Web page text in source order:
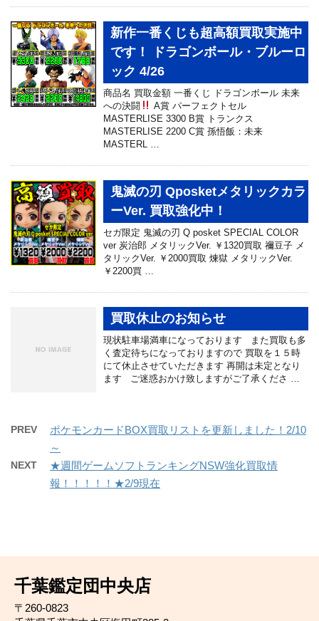
新作一番くじも超高額買取実施中
です！ ドラゴンボール・ブルーロ
ック 4/26
商品名 買取金額 一番くじ ドラゴンボール 未来
への決闘
A賞 パーフェクトセル
MASTERLISE 3300 B賞 トランクス
MASTERLISE 2200 C賞 孫悟飯：未来
MASTERL …
鬼滅の刃 Qposketメタリックカラ
ーVer. 買取強化中！
セガ限定 鬼滅の刃 Q posket SPECIAL COLOR
ver 炭治郎 メタリックVer. ￥1320買取 禰豆子 メ
タリックVer. ￥2000買取 煉獄 メタリックVer.
￥2200買 …
買取休止のお知らせ
現状駐車場満車になっております また買取も多
く査定待ちになっておりますので 買取を１５時
にて休止させていただきます 再開は未定となり
ます ご迷惑おかけ致しますがご了承くださ …
PREV
ポケモンカードBOX買取リストを更新しました！2/10
～
NEXT
★週間ゲームソフトランキングNSW強化買取情
報！！！！！★2/9現在
千葉鑑定団中央店
〒260-0823